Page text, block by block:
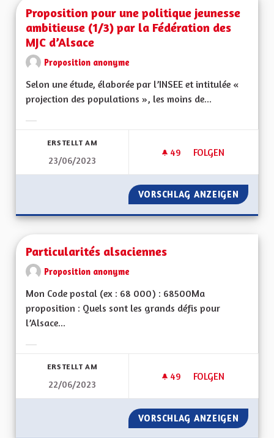
Proposition pour une politique jeunesse
ambitieuse (1/3) par la Fédération des
MJC d’Alsace
Proposition anonyme
Selon une étude, élaborée par l’INSEE et intitulée «
projection des populations », les moins de...
ERSTELLT AM
23/06/2023
49 49 FOLLOWER
FOLGEN
PROPOSITION
VORSCHLAG ANZEIGEN
Particularités alsaciennes
Proposition anonyme
Mon Code postal (ex : 68 000) : 68500Ma
proposition : Quels sont les grands défis pour
l’Alsace...
ERSTELLT AM
22/06/2023
49 49 FOLLOWER
FOLGEN
PARTICULARITÉS
VORSCHLAG ANZEIGEN